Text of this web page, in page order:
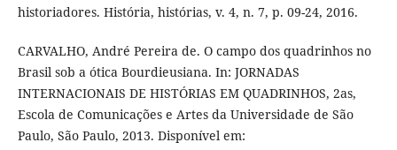
historiadores. História, histórias, v. 4, n. 7, p. 09-24, 2016.
CARVALHO, André Pereira de. O campo dos quadrinhos no
Brasil sob a ótica Bourdieusiana. In: JORNADAS
INTERNACIONAIS DE HISTÓRIAS EM QUADRINHOS, 2as,
Escola de Comunicações e Artes da Universidade de São
Paulo, São Paulo, 2013. Disponível em: